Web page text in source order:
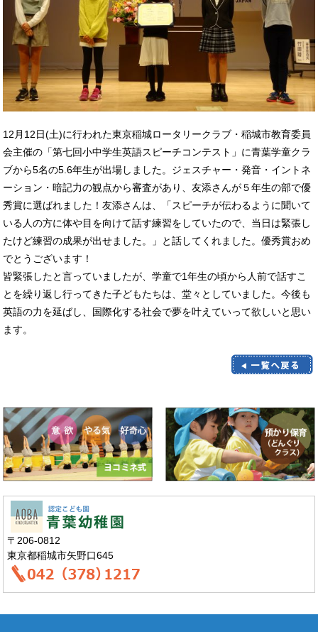
12月12日(土)に行われた東京稲城ロータリークラブ・稲城市教育委員
会主催の「第七回小中学生英語スピーチコンテスト」に青葉学童クラ
ブから5名の5.6年生が出場しました。ジェスチャー・発音・イントネ
ーション・暗記力の観点から審査があり、友添さんが５年生の部で優
秀賞に選ばれました！友添さんは、「スピーチが伝わるように聞いて
いる人の方に体や目を向けて話す練習をしていたので、当日は緊張し
たけど練習の成果が出せました。」と話してくれました。優秀賞おめ
でとうございます！
皆緊張したと言っていましたが、学童で1年生の頃から人前で話すこ
とを繰り返し行ってきた子どもたちは、堂々としていました。今後も
英語の力を延ばし、国際化する社会で夢を叶えていって欲しいと思い
ます。
〒206-0812
東京都稲城市矢野口645